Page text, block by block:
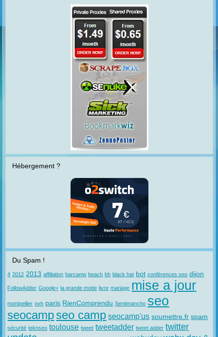
Hébergement ?
Du Spam !
4 2012 2013 affiliation barcamp beach bh black hat bot conférences seo dijon
FollowAdder Google+ la grande motte livre mariage mise a jour
montpellier ovh paris RienComprendu Sentimancho seo
seocampseo camp seocamp'us soumettre.fr spam
sécurité teknseo toulouse tweet tweetadder tweet adder twitter